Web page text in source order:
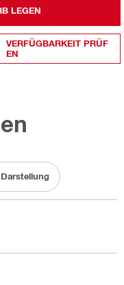
LEGEN
VERFÜGBARKEIT PRÜF
EN